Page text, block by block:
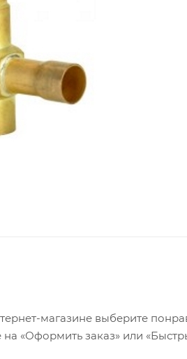
магазине выберите
«Оформить заказ» или